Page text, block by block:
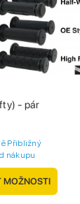
- pár
Přibližný
nákupu
MOŽNOSTI